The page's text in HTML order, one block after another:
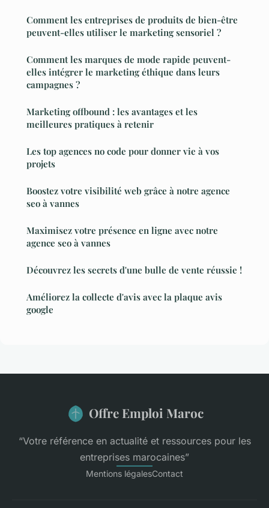
Comment les entreprises de produits de bien-être
peuvent-elles utiliser le marketing sensoriel ?
Comment les marques de mode rapide peuvent-
elles intégrer le marketing éthique dans leurs
campagnes ?
Marketing offbound : les avantages et les
meilleures pratiques à retenir
Les top agences no code pour donner vie à vos
projets
Boostez votre visibilité web grâce à notre agence
seo à vannes
Maximisez votre présence en ligne avec notre
agence seo à vannes
Découvrez les secrets d'une bulle de vente réussie !
Améliorez la collecte d'avis avec la plaque avis
google
Offre Emploi Maroc
“Votre référence en actualité et ressources pour les
entreprises marocaines”
Mentions légalesContact